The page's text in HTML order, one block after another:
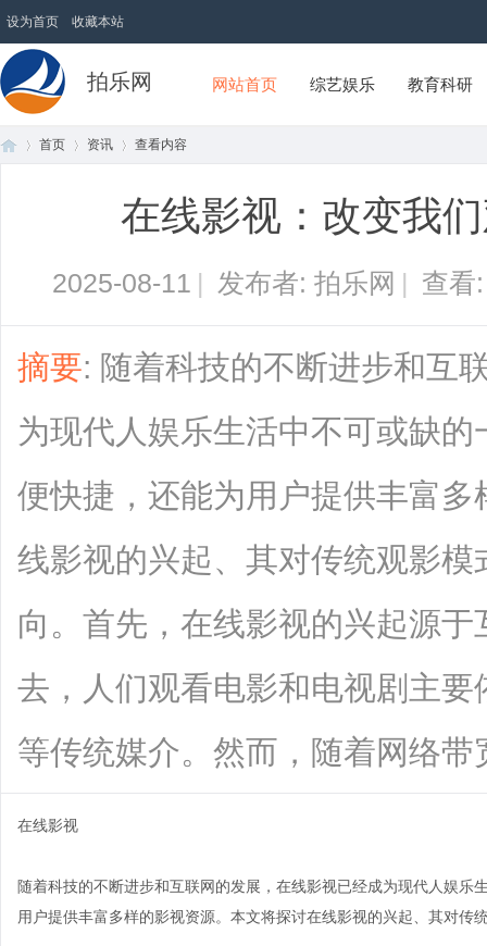
设为首页 收藏本站
拍乐网 网站首页 综艺娱乐 教育科研
首页 资讯 查看内容
在线影视：改变我
2025-08-11 | 发布者: 拍乐网 | 查
摘要: 随着科技的不断进步和互
为现代人娱乐生活中不可或缺
便快捷，还能为用户提供丰富
线影视的兴起、其对传统观影
向。首先，在线影视的兴起源
去，人们观看电影和电视剧主
等传统媒介。然而，随着网络带
在线影视
随着科技的不断进步和互联网的发展，在线影视已经成为现代人娱
用户提供丰富多样的影视资源。本文将探讨在线影视的兴起、其对传